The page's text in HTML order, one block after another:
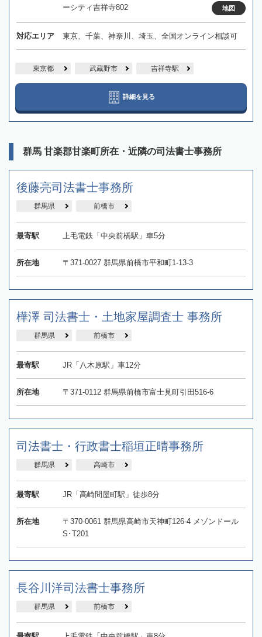
ーシティ吉祥寺802
地図
対応エリア 東京、千葉、神奈川、埼玉、全国オンライン相談可
東京都 武蔵野市 吉祥寺駅
詳細を見る
群馬 甘楽郡甘楽町所在・近隣の司法書士事務所
後藤亮司法書士事務所
群馬県 前橋市
最寄駅 上毛電鉄「中央前橋駅」車5分
所在地 〒371-0027 群馬県前橋市平和町1-13-3
樺澤 司法書士・土地家屋調査士 事務所
群馬県 前橋市
最寄駅 JR「八木原駅」車12分
所在地 〒371-0112 群馬県前橋市富士見町引田516-6
司法書士・行政書士稲垣正晴事務所
群馬県 高崎市
最寄駅 JR「高崎問屋町駅」徒歩8分
所在地
〒370-0061 群馬県高崎市天神町126-4 メゾンドール
S･T201
長谷川洋司法書士事務所
群馬県 前橋市